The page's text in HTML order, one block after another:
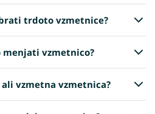
trdoto vzmetnice?
menjati vzmetnico?
ali vzmetna vzmetnica?